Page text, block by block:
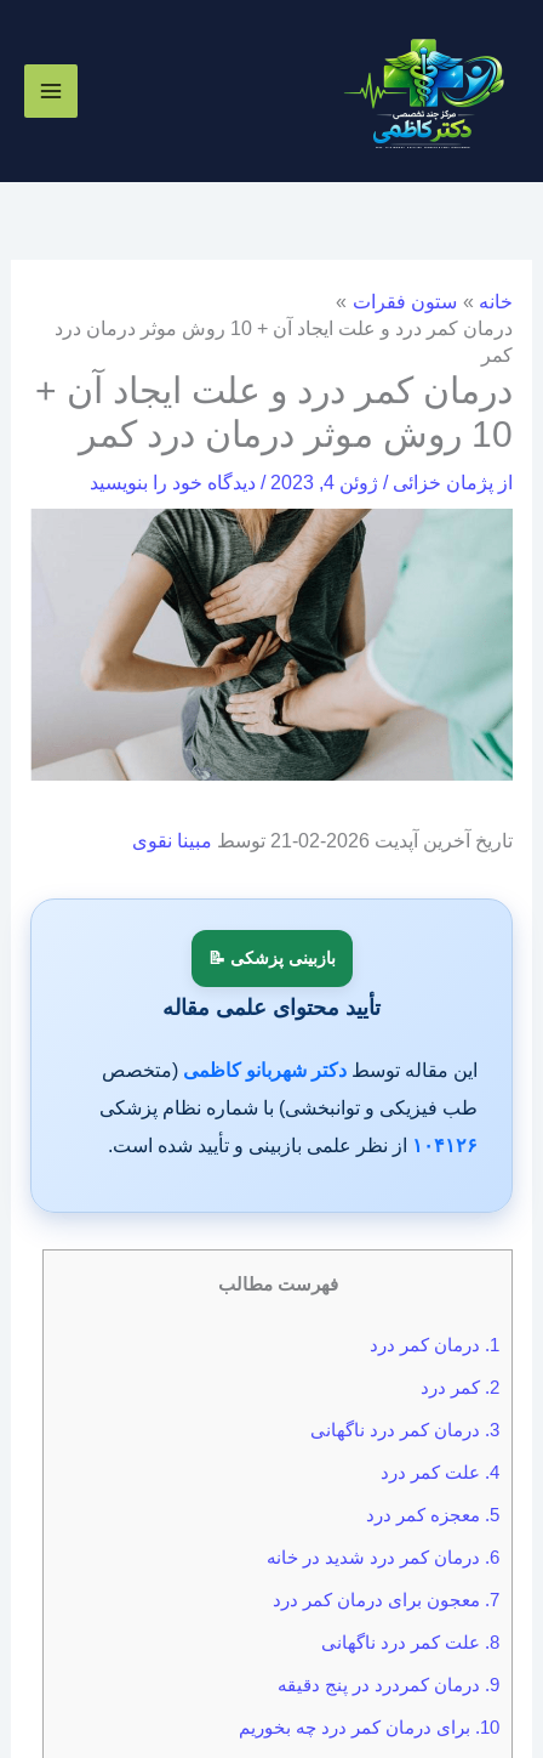
خانه
ستون فقرات
درمان کمر درد و علت ایجاد آن + 10 روش موثر درمان درد
کمر
درمان کمر درد و علت ایجاد آن +
10 روش موثر درمان درد کمر
از پژمان خزائی/ ژوئن 4, 2023 / دیدگاه‌ خود را بنویسید
تاریخ آخرین آپدیت 2026-02-21 توسط مبینا نقوی
بازبینی پزشکی 📝
تأیید محتوای علمی مقاله
این مقاله توسط دکتر شهربانو کاظمی (متخصص
طب فیزیکی و توانبخشی) با شماره نظام پزشکی
۱۰۴۱۲۶ از نظر علمی بازبینی و تأیید شده است.
فهرست مطالب
1. درمان کمر درد
2. کمر درد
3. درمان کمر درد ناگهانی
4. علت کمر درد
5. معجزه کمر درد
6. درمان کمر درد شدید در خانه
7. معجون برای درمان کمر درد
8. علت کمر درد ناگهانی
9. درمان کمردرد در پنج دقیقه
10. برای درمان کمر درد چه بخوریم